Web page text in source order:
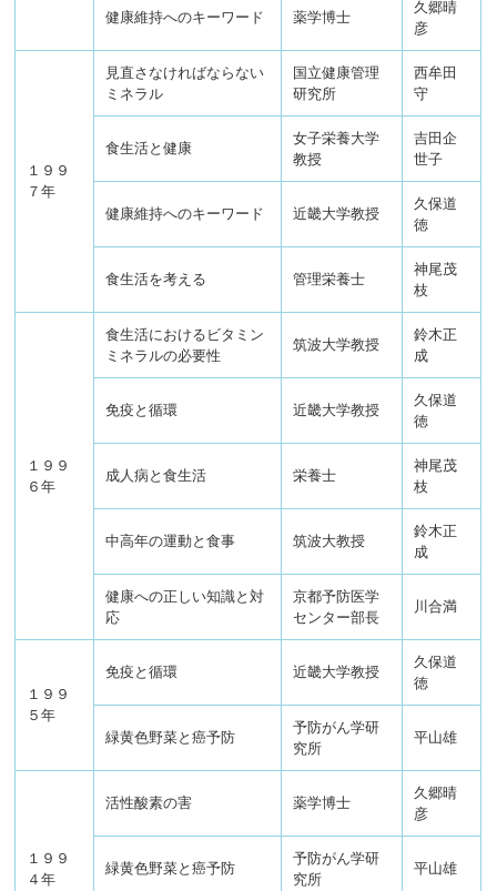
健康維持へのキーワード 薬学博士
久郷晴
彦
１９９
７年
見直さなければならない
ミネラル
国立健康管理
研究所
西牟田
守
食生活と健康
女子栄養大学
教授
吉田企
世子
健康維持へのキーワード 近畿大学教授
久保道
徳
食生活を考える 管理栄養士
神尾茂
枝
１９９
６年
食生活におけるビタミン
ミネラルの必要性
筑波大学教授
鈴木正
成
免疫と循環 近畿大学教授
久保道
徳
成人病と食生活 栄養士
神尾茂
枝
中高年の運動と食事 筑波大教授
鈴木正
成
健康への正しい知識と対
応
京都予防医学
センター部長
川合満
１９９
５年
免疫と循環 近畿大学教授
久保道
徳
緑黄色野菜と癌予防
予防がん学研
究所
平山雄
１９９
４年
活性酸素の害 薬学博士
久郷晴
彦
緑黄色野菜と癌予防
予防がん学研
究所
平山雄